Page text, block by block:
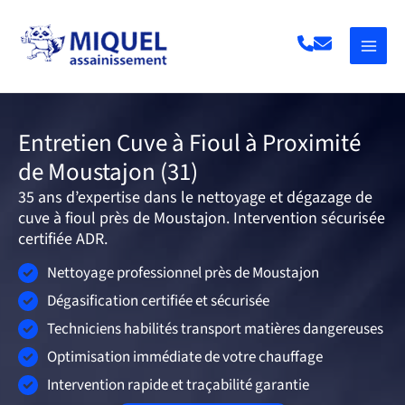
contenu
Entretien Cuve à Fioul à Proximité
de Moustajon (31)
35 ans d’expertise dans le nettoyage et dégazage de
cuve à fioul près de Moustajon. Intervention sécurisée
certifiée ADR.
Nettoyage professionnel près de Moustajon
Dégasification certifiée et sécurisée
Techniciens habilités transport matières dangereuses
Optimisation immédiate de votre chauffage
Intervention rapide et traçabilité garantie